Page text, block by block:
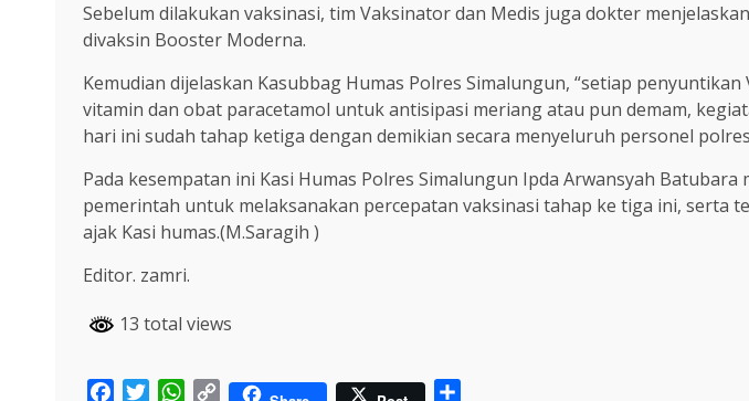
Sebelum dilakukan vaksinasi, tim Vaksinator dan Medis juga dokter
divaksin Booster Moderna.
Kemudian dijelaskan Kasubbag Humas Polres Simalungun, “setiap
vitamin dan obat paracetamol untuk antisipasi meriang atau pun demam,
hari ini sudah tahap ketiga dengan demikian secara menyeluruh personel
Pada kesempatan ini Kasi Humas Polres Simalungun Ipda Arwansyah
pemerintah untuk melaksanakan percepatan vaksinasi tahap ke tiga ini, serta
ajak Kasi humas.(M.Saragih )
Editor. zamri.
13 total views
FacebookTwitterWhatsApp
Copy